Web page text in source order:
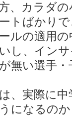
、カラダ
トばかり
ルの適用
し、イン
無い選手
、実際に
になるの